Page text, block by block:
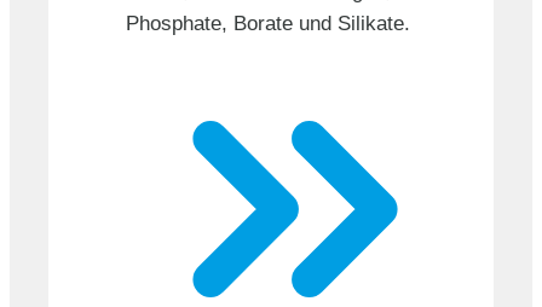
Phosphate, Borate und Silikate.